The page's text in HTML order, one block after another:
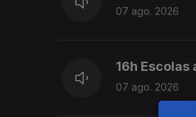
07 ago. 2026
16h
07 ago. 2026